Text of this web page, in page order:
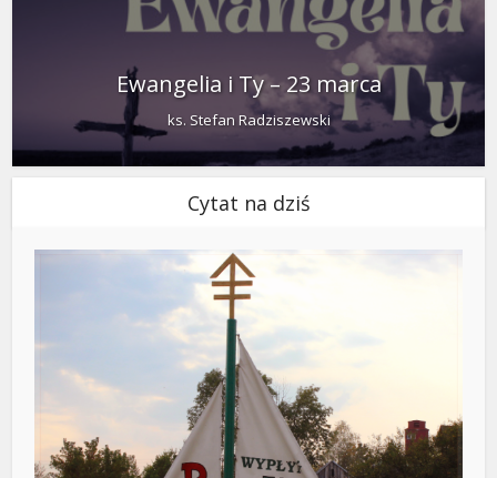
Ewangelia i Ty – 23 marca
ks. Stefan Radziszewski
Cytat na dziś